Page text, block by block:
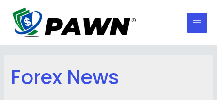
content
Forex News